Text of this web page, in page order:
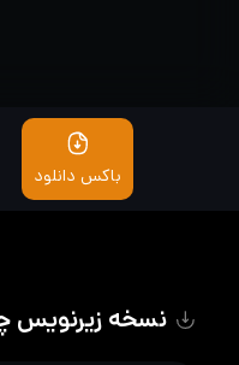
باکس دانلود
نسخه زیرنویس